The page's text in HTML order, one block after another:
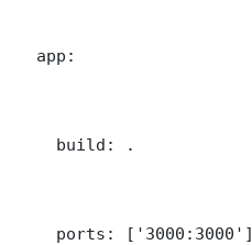
  app:
    build: .
    ports: ['3000:3000']